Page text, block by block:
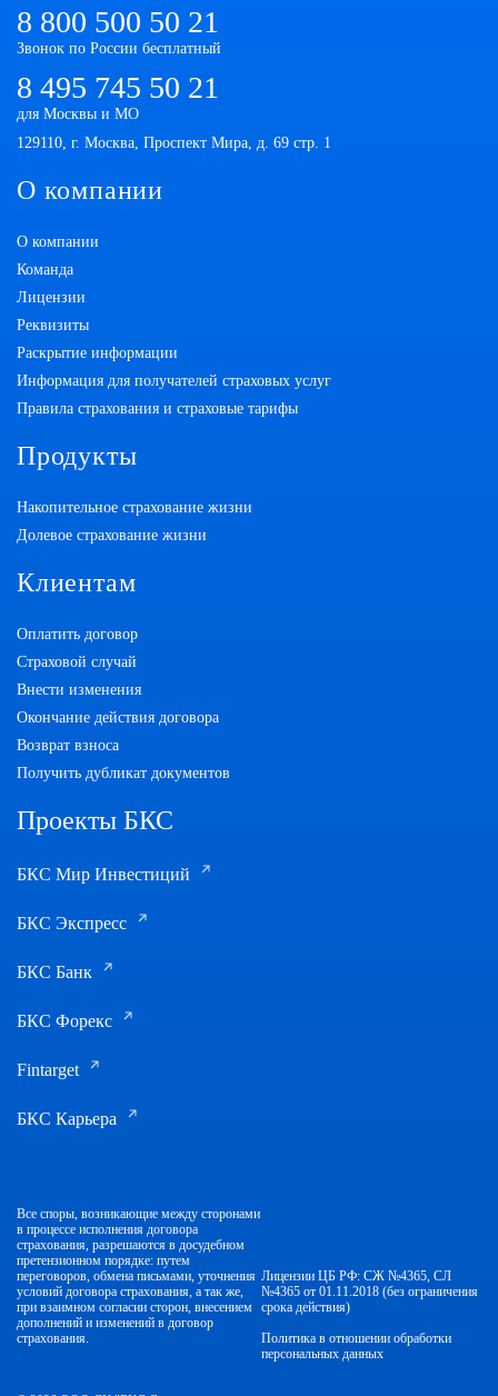
8 800 500 50 21
Звонок по России бесплатный
8 495 745 50 21
для Москвы и МО
129110, г. Москва, Проспект Мира, д. 69 стр. 1
О компании
О компании
Команда
Лицензии
Реквизиты
Раскрытие информации
Информация для получателей страховых услуг
Правила страхования и страховые тарифы
Продукты
Накопительное страхование жизни
Долевое страхование жизни
Клиентам
Оплатить договор
Страховой случай
Внести изменения
Окончание действия договора
Возврат взноса
Получить дубликат документов
Проекты БКС
БКС Мир Инвестиций
БКС Экспресс
БКС Банк
БКС Форекс
Fintarget
БКС Карьера
Все споры, возникающие между сторонами
в процессе исполнения договора
страхования, разрешаются в досудебном
претензионном порядке: путем
переговоров, обмена письмами, уточнения
условий договора страхования, а так же,
при взаимном согласии сторон, внесением
дополнений и изменений в договор
страхования.
Лицензии ЦБ РФ: СЖ №4365, СЛ
№4365 от 01.11.2018 (без ограничения
срока действия)
Политика в отношении обработки
персональных данных